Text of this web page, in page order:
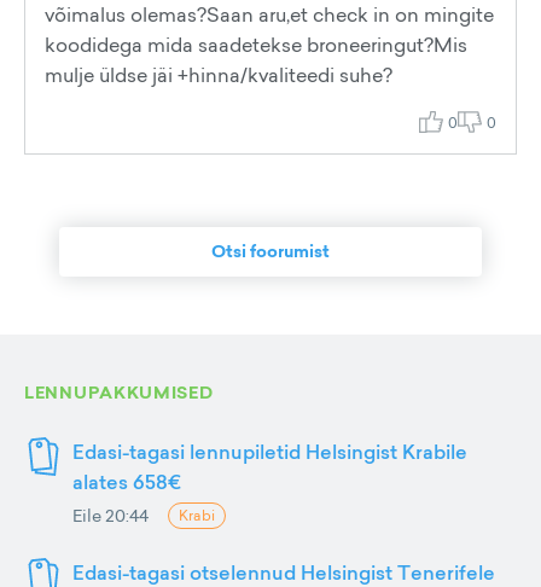
võimalus olemas?Saan aru,et check in on mingite
koodidega mida saadetekse broneeringut?Mis
mulje üldse jäi +hinna/kvaliteedi suhe?
0 0
Otsi foorumist
LENNUPAKKUMISED
Edasi-tagasi lennupiletid Helsingist Krabile
alates 658€
Eile 20:44 Krabi
Edasi-tagasi otselennud Helsingist Tenerifele